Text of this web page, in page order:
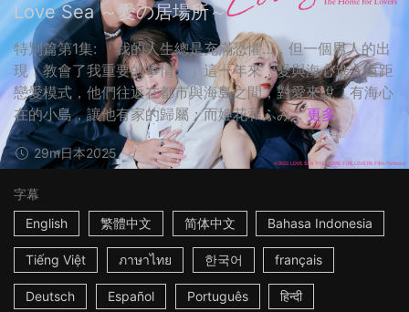
Love Sea ～愛の居場所～
特別篇第1集: 「我的人生總是充滿恐懼…，但一個男人的出
現，教會了我重要的事情。」這一年來，愛與海心進入遠距
戀愛模式，他們往返在都市與海島之間，對愛來說，有海心
在的小島，讓他有家的歸屬；而姫花和ふみ... 更多
29m日本2025
字幕
English
繁體中文 简体中文 Bahasa Indonesia
Tiếng Việt ภาษาไทย 한국어 français
Deutsch Español Português हिन्दी